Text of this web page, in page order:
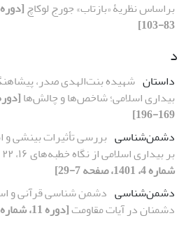
براساس نظریۀ «بازتاب» جورج لوکاچ
83-103]
د
داستان شهیده بنت‌الهدی صدر،
بیداری اسلامی؛ شاخص‌ها و چالش‌ها
169-196]
دشمن‌شناسی بررسی تأثیرات بینشی
بر بیداری اسلامی از نگاه خطبه‌های ۱۶، ۲۲ و ۹۳ نهج‌البلاغه
شماره 4، 1401، صفحه 7-29]
دشمن‌شناسی دشمن شناسی قرآنی و
دشمنان در آیات مقاومت[دوره 11، شماره 4، 1401، صفحه 105-125]